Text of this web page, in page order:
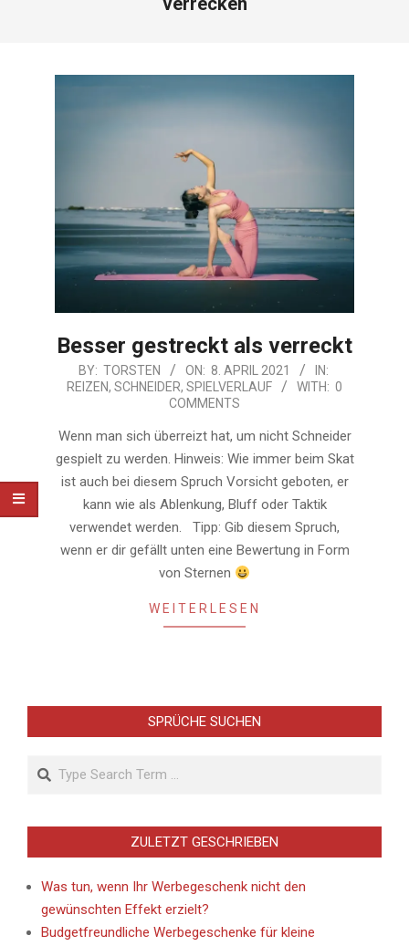
Besser gestreckt als verreckt
2021-
04-
BY: TORSTEN ON: 8. APRIL 2021
IN:
REIZEN, SCHNEIDER, SPIELVERLAUF WITH: 0
COMMENTS
Wenn man sich überreizt hat, um nicht Schneider
gespielt zu werden. Hinweis: Wie immer beim Skat
ist auch bei diesem Spruch Vorsicht geboten, er
kann wie als Ablenkung, Bluff oder Taktik
verwendet werden. Tipp: Gib diesem Spruch,
wenn er dir gefällt unten eine Bewertung in Form
von Sternen
WEITERLESEN
SPRÜCHE SUCHEN
Search
ZULETZT GESCHRIEBEN
Was tun, wenn Ihr Werbegeschenk nicht den
gewünschten Effekt erzielt?
Budgetfreundliche Werbegeschenke für kleine